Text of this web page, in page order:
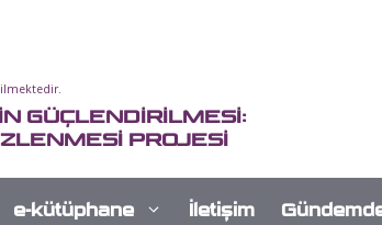
GÜÇLENDİRİLMESİ:
PROJESİ
e-kütüphane İletişim